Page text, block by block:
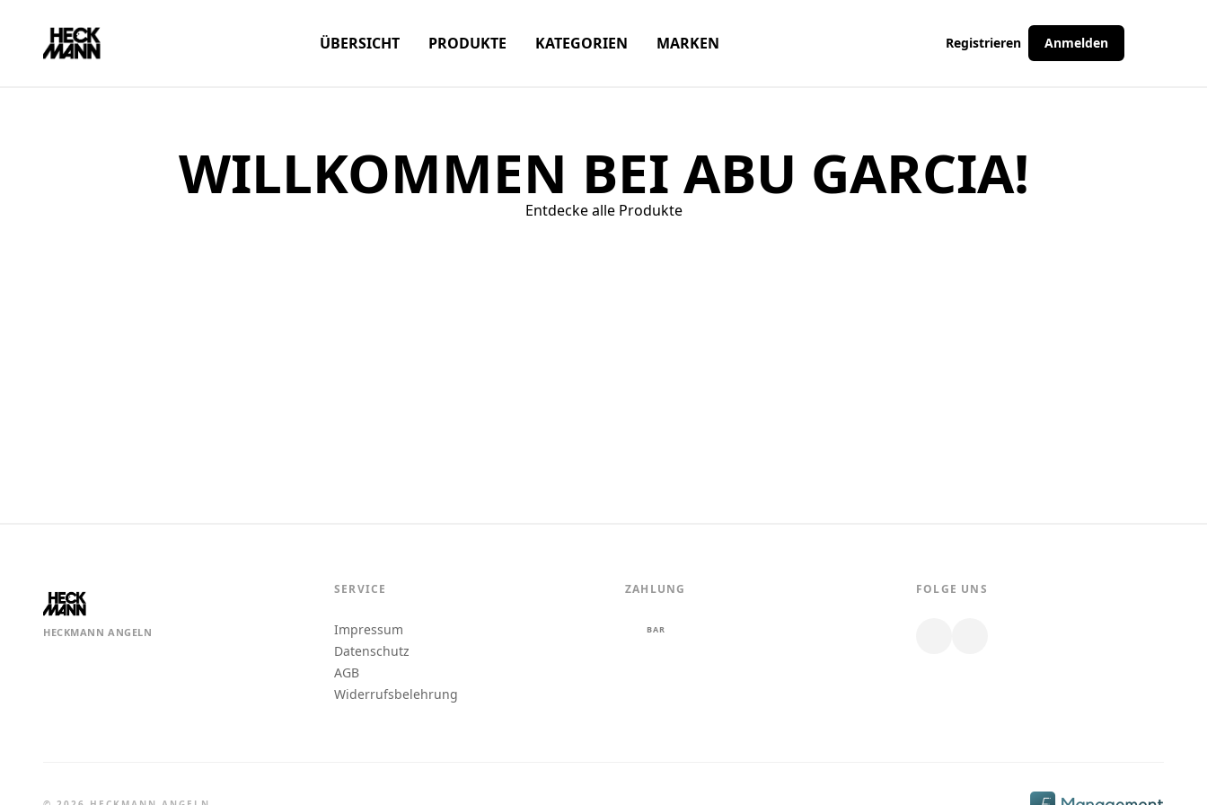
ÜBERSICHT PRODUKTE KATEGORIEN MARKEN Registrieren Anmelden
WILLKOMMEN BEI ABU GARCIA!
Entdecke alle Produkte
HECKMANN ANGELN
SERVICE
Impressum
Datenschutz
AGB
Widerrufsbelehrung
ZAHLUNG
BAR
FOLGE UNS